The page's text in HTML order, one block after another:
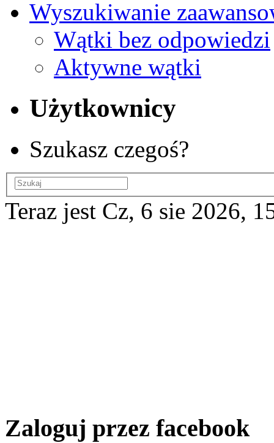
Wyszukiwanie
Wątki bez odpowiedzi
Aktywne wątki
Użytkownicy
Szukasz czegoś?
Teraz jest Cz, 6 sie 2026,
Zaloguj przez facebook